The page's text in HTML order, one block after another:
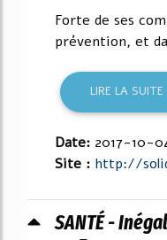
Forte de ses
prévention, et
LIRE LA SUITE
Date: 2017-10-
Site : http://
SANTÉ -